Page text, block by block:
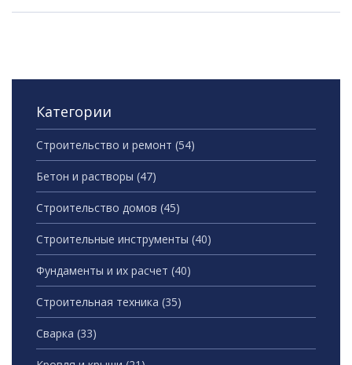
Категории
Строительство и ремонт (54)
Бетон и растворы (47)
Строительство домов (45)
Строительные инструменты (40)
Фундаменты и их расчет (40)
Строительная техника (35)
Сварка (33)